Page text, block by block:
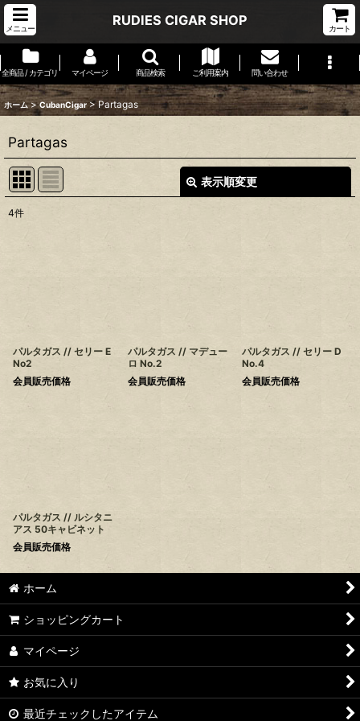
メニュー
RUDIES CIGAR SHOP
カート
全商品 / カテゴリ マイページ 商品検索 ご利用案内 問い合わせ
ホーム > CubanCigar > Partagas
Partagas
表示順変更
4件
パルタガス // セリー E
No2
会員販売価格
パルタガス // マデュー
ロ No.2
会員販売価格
パルタガス // セリー D
No.4
会員販売価格
パルタガス // ルシタニ
アス 50キャビネット
会員販売価格
ホーム
ショッピングカート
マイページ
お気に入り
最近チェックしたアイテム